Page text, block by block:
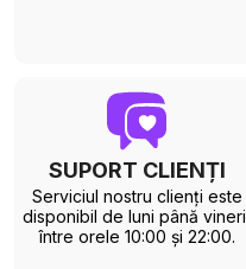
SUPORT CLIENȚI
Serviciul nostru clienți este
disponibil de luni până vineri,
între orele 10:00 și 22:00.